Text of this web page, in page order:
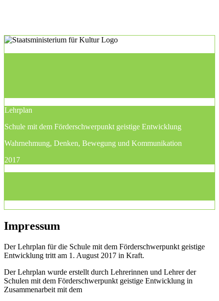
Lehrplan
Schule mit dem Förderschwerpunkt geistige Entwicklung
Wahrnehmung, Denken, Bewegung und Kommunikation
2017
Impressum
Der Lehrplan für die Schule mit dem Förderschwerpunkt geistige
Entwicklung tritt am 1. August 2017 in Kraft.
Der Lehrplan wurde erstellt durch Lehrerinnen und Lehrer der
Schulen mit dem Förderschwerpunkt geistige Entwicklung in
Zusammenarbeit mit dem